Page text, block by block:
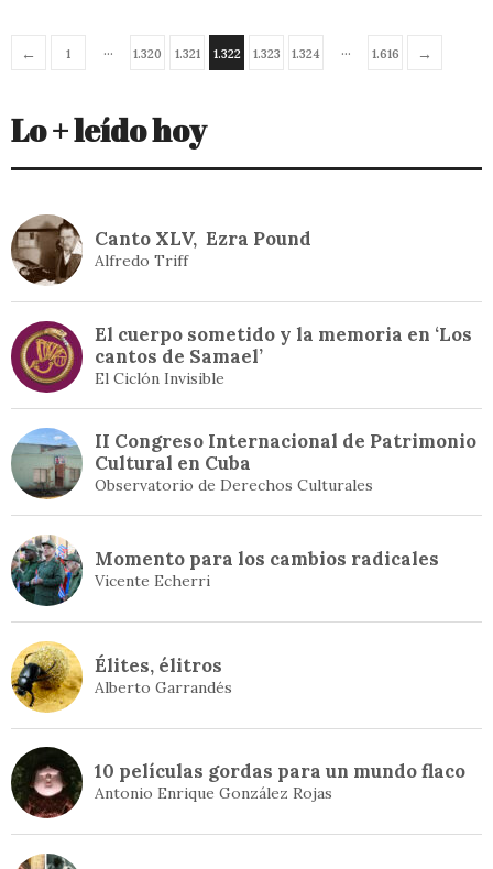
← 1 … 1.320 1.321 1.322 1.323 1.324 … 1.616 →
Lo + leído hoy